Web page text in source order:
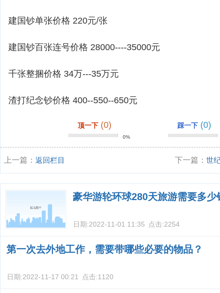
建国钞单张价格 220元/张
建国钞百张连号价格 28000----35000元
千张整捆价格 34万---35万元
渣打纪念钞价格 400--550--650元
顶一下 (0)
0%
踩一下 (0)
上一篇： 返回栏目 下一篇：世
豪华游轮环球280天旅游需要多少
日期:2022-11-01 11:35 点击:2254
第一次去外地工作，需要带哪些必要的物品？
日期:2022-11-17 00:21 点击:1120